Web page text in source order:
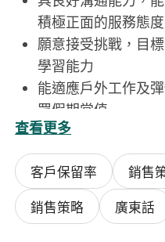
積極正面的服務態度
願意接受挑戰，目
學習能力
能適應戶外工作及
眾假期當值
查看更多
客戶保留率 銷售
銷售策略
廣東話